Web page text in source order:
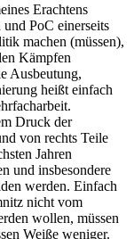
Erachtens
PoC einerseits
machen (müssen),
Kämpfen
Ausbeutung,
heißt einfach
Druck der
von rechts Teile
Jahren
und insbesondere
werden. Einfach
nicht vom
wollen, müssen
Weiße weniger.